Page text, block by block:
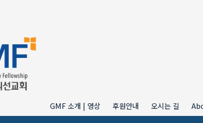
GMF 소개 | 영상 후원안내 오시는 길